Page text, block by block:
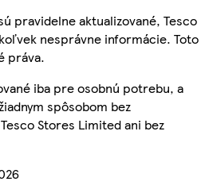
pravidelne aktualizované, Tesco
nesprávne informácie. Toto
práva.
iba pre osobnú potrebu, a
spôsobom bez
Stores Limited ani bez